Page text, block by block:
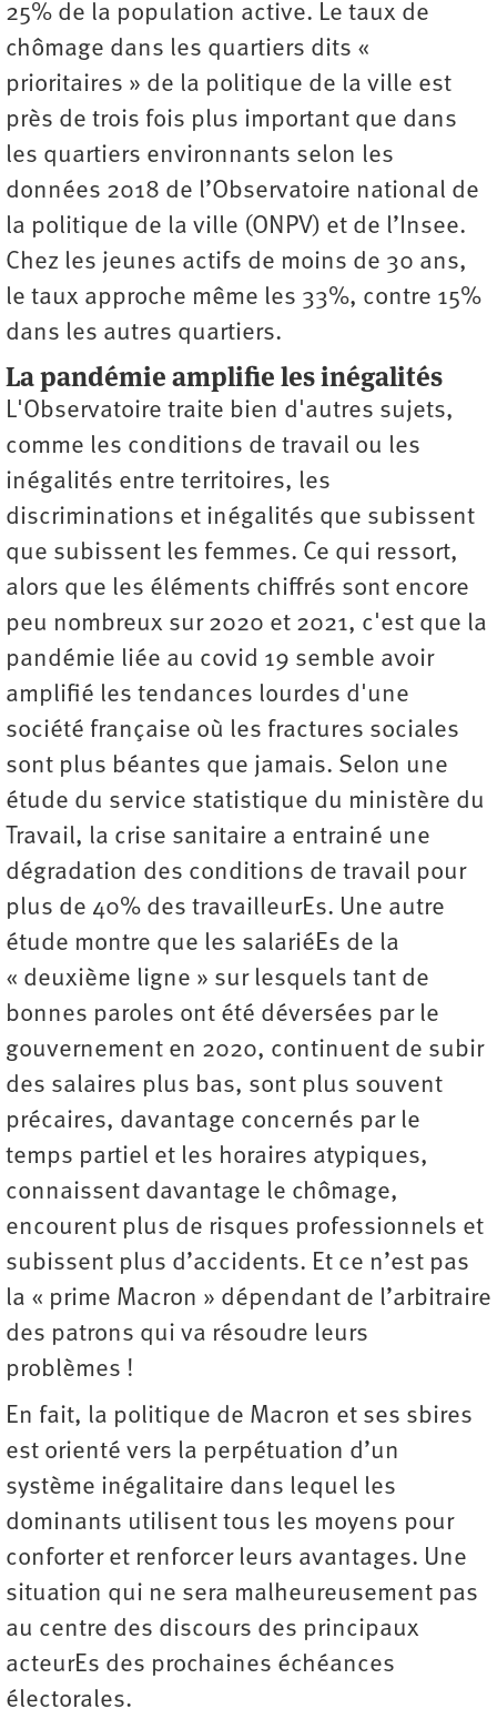
25% de la population active. Le taux de
chômage dans les quartiers dits «
prioritaires » de la politique de la ville est
près de trois fois plus important que dans
les quartiers environnants selon les
données 2018 de l’Observatoire national de
la politique de la ville (ONPV) et de l’Insee.
Chez les jeunes actifs de moins de 30 ans,
le taux approche même les 33%, contre 15%
dans les autres quartiers.
La pandémie amplifie les inégalités
L'Observatoire traite bien d'autres sujets,
comme les conditions de travail ou les
inégalités entre territoires, les
discriminations et inégalités que subissent
que subissent les femmes. Ce qui ressort,
alors que les éléments chiffrés sont encore
peu nombreux sur 2020 et 2021, c'est que la
pandémie liée au covid 19 semble avoir
amplifié les tendances lourdes d'une
société française où les fractures sociales
sont plus béantes que jamais. Selon une
étude du service statistique du ministère du
Travail, la crise sanitaire a entrainé une
dégradation des conditions de travail pour
plus de 40% des travailleurEs. Une autre
étude montre que les salariéEs de la
« deuxième ligne » sur lesquels tant de
bonnes paroles ont été déversées par le
gouvernement en 2020, continuent de subir
des salaires plus bas, sont plus souvent
précaires, davantage concernés par le
temps partiel et les horaires atypiques,
connaissent davantage le chômage,
encourent plus de risques professionnels et
subissent plus d’accidents. Et ce n’est pas
la « prime Macron » dépendant de l’arbitraire
des patrons qui va résoudre leurs
problèmes !
En fait, la politique de Macron et ses sbires
est orienté vers la perpétuation d’un
système inégalitaire dans lequel les
dominants utilisent tous les moyens pour
conforter et renforcer leurs avantages. Une
situation qui ne sera malheureusement pas
au centre des discours des principaux
acteurEs des prochaines échéances
électorales.